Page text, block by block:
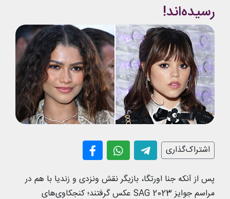
رسیده‌اند!
اشتراک‌گذاری
پس از آنکه جنا اورتگا، بازیگر نقش ونزدی و زندیا با هم در
مراسم جوایز SAG 2023 عکس گرفتند؛ کنجکاوی‌های